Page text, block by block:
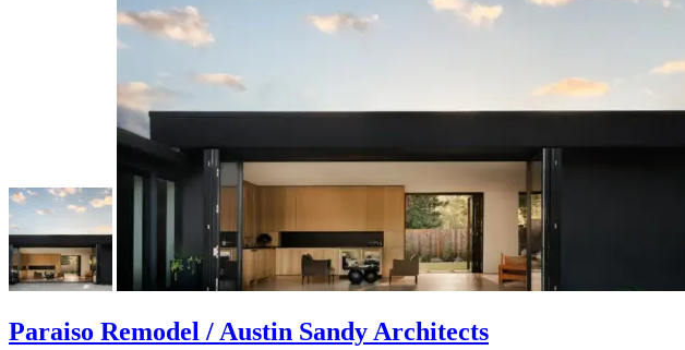
Paraiso Remodel / Austin Sandy Architects